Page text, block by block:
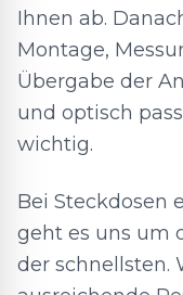
Ihnen ab.
Montage,
Übergabe der
und optisch
wichtig.
Bei Steckdosen
geht es uns um
der schnellsten.